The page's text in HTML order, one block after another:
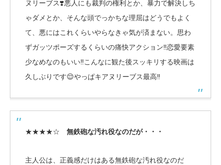
ヌリーブス❣️悪人にも裁判の権利とか、暴力で解決しち
ゃダメとか、そんな頭でっかちな理屈はどうでもよく
て、悪にはこれくらいやらなきゃ気が済まない。思わ
ずガッツポーズするくらいの痛快アクション‼️恋愛要素
少なめなのもいい‼️こんなに観た後スッキリする映画は
久しぶりです😌やっぱキアヌリーブス最高‼️
★★★★☆ 無鉄砲な汚れ役なのだが・・・
主人公は、正義感だけはある無鉄砲な汚れ役なのだ